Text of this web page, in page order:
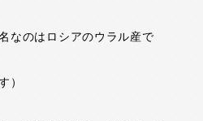
なのはロシアのウラル産で
）